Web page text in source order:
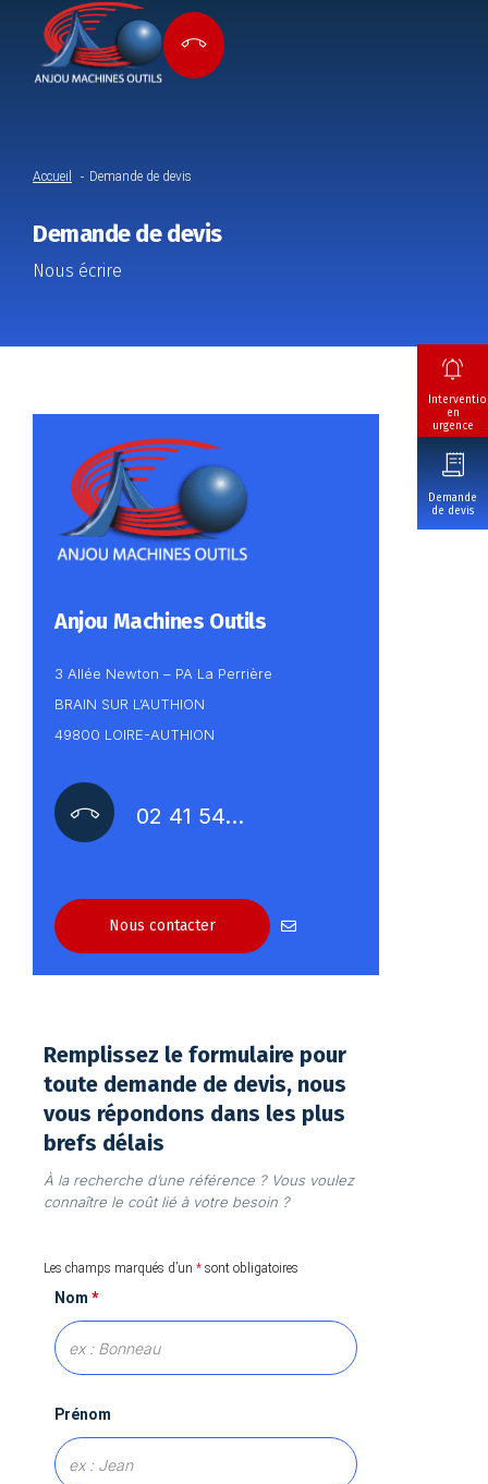
en
urgence
Demande
de devis
Accueil Demande de devis
Demande de devis
Nous écrire
Anjou Machines Outils
3 Allée Newton – PA La Perrière
BRAIN SUR L’AUTHION
49800 LOIRE-AUTHION
02 41 54…
Nous contacter
Remplissez le formulaire pour
toute demande de devis, nous
vous répondons dans les plus
brefs délais
À la recherche d’une référence ? Vous voulez
connaître le coût lié à votre besoin ?
Les champs marqués d’un * sont obligatoires
Nom *
Prénom